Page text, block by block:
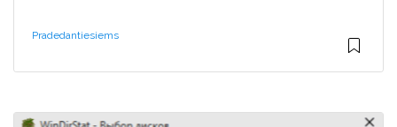
Pradedantiesiems